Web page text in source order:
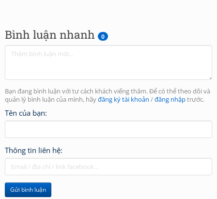
Bình luận nhanh 0
Bạn đang bình luận với tư cách khách viếng thăm. Để có thể theo dõi và
quản lý bình luận của mình, hãyđăng ký tài khoản /đăng nhậptrước.
Tên của bạn:
Thông tin liên hệ:
Gửi bình luận